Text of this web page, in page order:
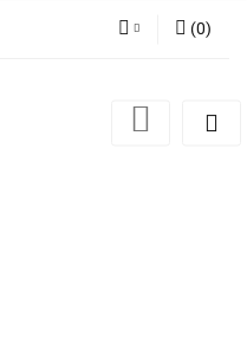
Zarejestruj się
(0)